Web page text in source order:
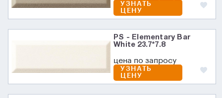
УЗНАТЬ
ЦЕНУ
PS - Elementary Bar
White 23.7*7.8
цена по запросу
УЗНАТЬ
ЦЕНУ